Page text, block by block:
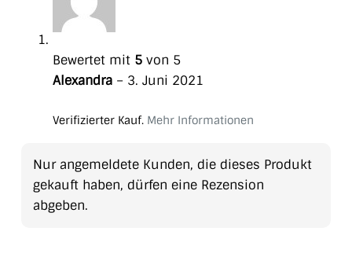
Bewertet mit 5von 5
Alexandra – 3. Juni 2021
Verifizierter Kauf. Mehr Informationen
Nur angemeldete Kunden, die dieses Produkt
gekauft haben, dürfen eine Rezension
abgeben.